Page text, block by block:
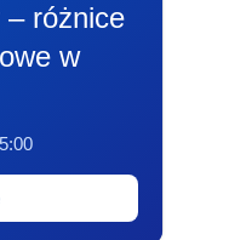
– różnice
w